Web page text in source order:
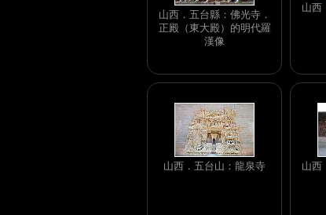
山西．五台縣：佛光寺．
正殿（東大殿）的明代羅
漢像
山西
山西．五台山：龍泉寺
山西